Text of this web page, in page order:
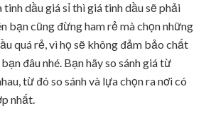
tinh dầu giá sỉ thì giá tinh dầu sẽ phải
bạn cũng đừng ham rẻ mà chọn những
quá rẻ, vì họ sẽ không đảm bảo chất
đâu nhé. Bạn hãy so sánh giá từ
từ đó so sánh và lựa chọn ra nơi có
nhất.